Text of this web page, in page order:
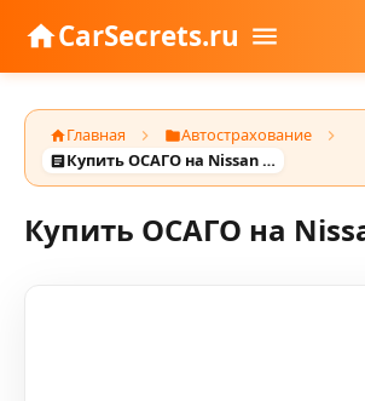
CarSecrets.ru
Главная
Автострахование
Купить ОСАГО на Nissan Cefiro
Купить ОСАГО на